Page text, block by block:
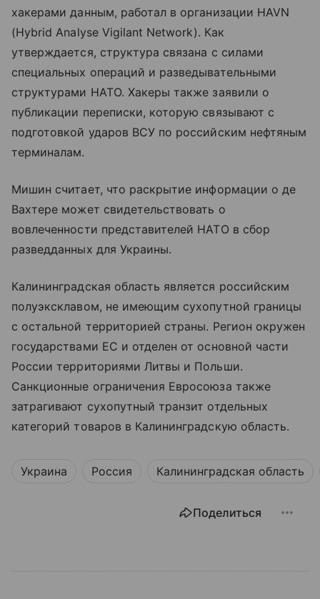
хакерами данным, работал в организации HAVN
(Hybrid Analyse Vigilant Network). Как
утверждается, структура связана с силами
специальных операций и разведывательными
структурами НАТО. Хакеры также заявили о
публикации переписки, которую связывают с
подготовкой ударов ВСУ по российским нефтяным
терминалам.
Мишин считает, что раскрытие информации о де
Вахтере может свидетельствовать о
вовлеченности представителей НАТО в сбор
разведданных для Украины.
Калининградская область является российским
полуэксклавом, не имеющим сухопутной границы
с остальной территорией страны. Регион окружен
государствами ЕС и отделен от основной части
России территориями Литвы и Польши.
Санкционные ограничения Евросоюза также
затрагивают сухопутный транзит отдельных
категорий товаров в Калининградскую область.
Украина Россия Калининградская область
Поделиться